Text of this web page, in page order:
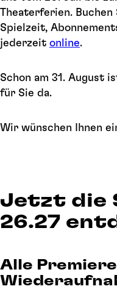
Theaterferien.
Spielzeit,
jederzeit online.
Schon am 31. August
für Sie da.
Wir wünschen Ihnen
Jetzt die
26.27
Alle